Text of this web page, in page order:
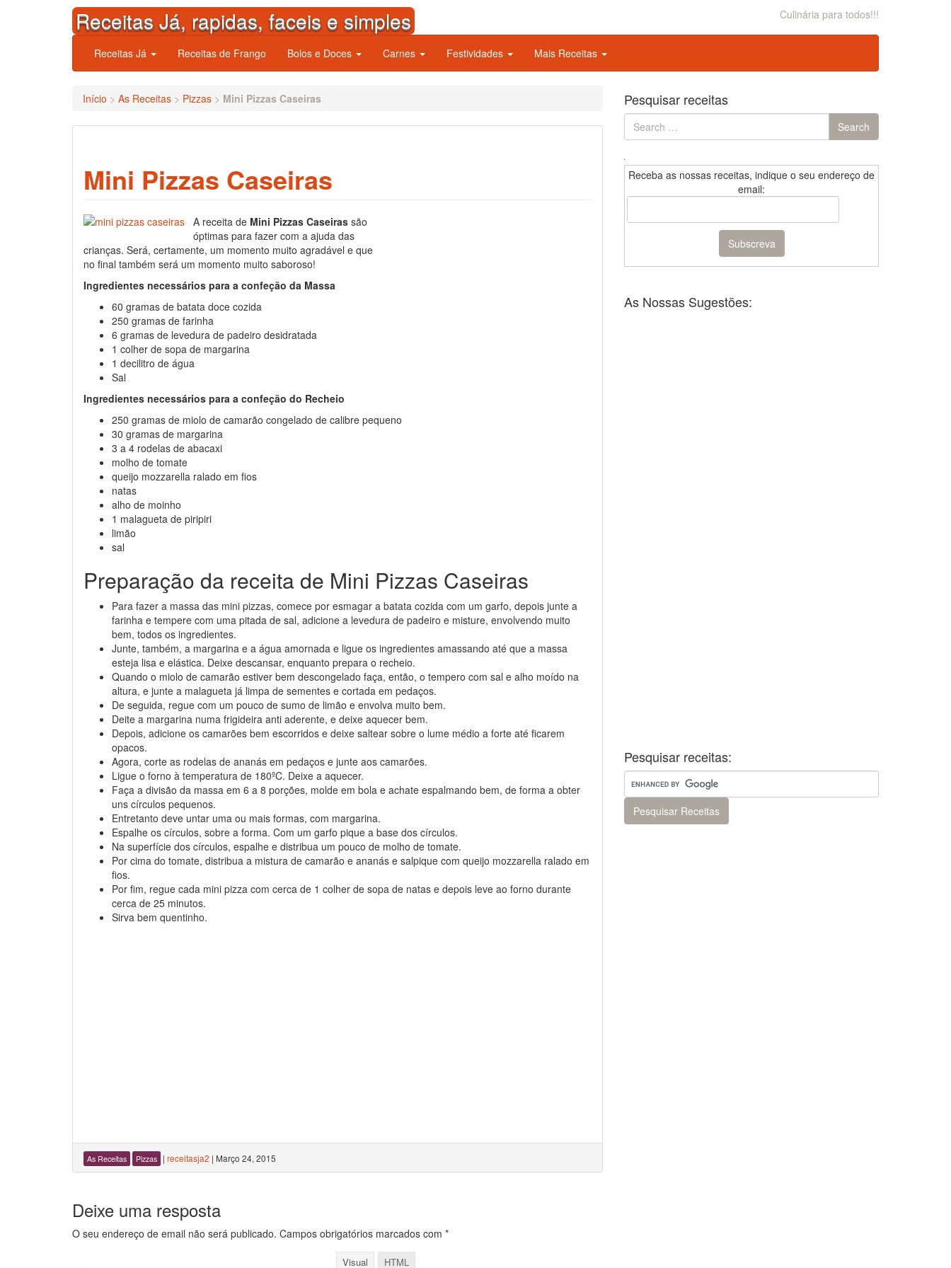
Receitas Já, rapidas, faceis e simples Culinária para todos!!!
Receitas Já Receitas de Frango Bolos e Doces Carnes Festividades Mais Receitas
Início > As Receitas > Pizzas > Mini Pizzas Caseiras
Mini Pizzas Caseiras
A receita de Mini Pizzas Caseiras são
óptimas para fazer com a ajuda das
crianças. Será, certamente, um momento muito agradável e que
no final também será um momento muito saboroso!
Ingredientes necessários para a confeção da Massa
60 gramas de batata doce cozida
250 gramas de farinha
6 gramas de levedura de padeiro desidratada
1 colher de sopa de margarina
1 decilitro de água
Sal
Ingredientes necessários para a confeção do Recheio
250 gramas de miolo de camarão congelado de calibre pequeno
30 gramas de margarina
3 a 4 rodelas de abacaxi
molho de tomate
queijo mozzarella ralado em fios
natas
alho de moinho
1 malagueta de piripiri
limão
sal
Preparação da receita de Mini Pizzas Caseiras
Para fazer a massa das mini pizzas, comece por esmagar a batata cozida com um garfo, depois junte a
farinha e tempere com uma pitada de sal, adicione a levedura de padeiro e misture, envolvendo muito
bem, todos os ingredientes.
Junte, também, a margarina e a água amornada e ligue os ingredientes amassando até que a massa
esteja lisa e elástica. Deixe descansar, enquanto prepara o recheio.
Quando o miolo de camarão estiver bem descongelado faça, então, o tempero com sal e alho moído na
altura, e junte a malagueta já limpa de sementes e cortada em pedaços.
De seguida, regue com um pouco de sumo de limão e envolva muito bem.
Deite a margarina numa frigideira anti aderente, e deixe aquecer bem.
Depois, adicione os camarões bem escorridos e deixe saltear sobre o lume médio a forte até ficarem
opacos.
Agora, corte as rodelas de ananás em pedaços e junte aos camarões.
Ligue o forno à temperatura de 180ºC. Deixe a aquecer.
Faça a divisão da massa em 6 a 8 porções, molde em bola e achate espalmando bem, de forma a obter
uns círculos pequenos.
Entretanto deve untar uma ou mais formas, com margarina.
Espalhe os círculos, sobre a forma. Com um garfo pique a base dos círculos.
Na superfície dos círculos, espalhe e distribua um pouco de molho de tomate.
Por cima do tomate, distribua a mistura de camarão e ananás e salpique com queijo mozzarella ralado em
fios.
Por fim, regue cada mini pizza com cerca de 1 colher de sopa de natas e depois leve ao forno durante
cerca de 25 minutos.
Sirva bem quentinho.
As Receitas Pizzas | receitasja2 | Março 24, 2015
Deixe uma resposta
O seu endereço de email não será publicado. Campos obrigatórios marcados com *
Visual HTML
Pesquisar receitas
Search
for:
Search
Receba as nossas receitas, indique o seu endereço de
email:
As Nossas Sugestões:
Pesquisar receitas: